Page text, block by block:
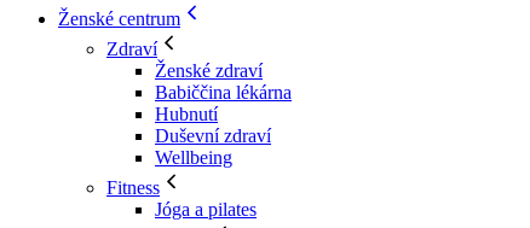
Ženské centrum
Zdraví
Ženské zdraví
Babiččina lékárna
Hubnutí
Duševní zdraví
Wellbeing
Fitness
Jóga a pilates